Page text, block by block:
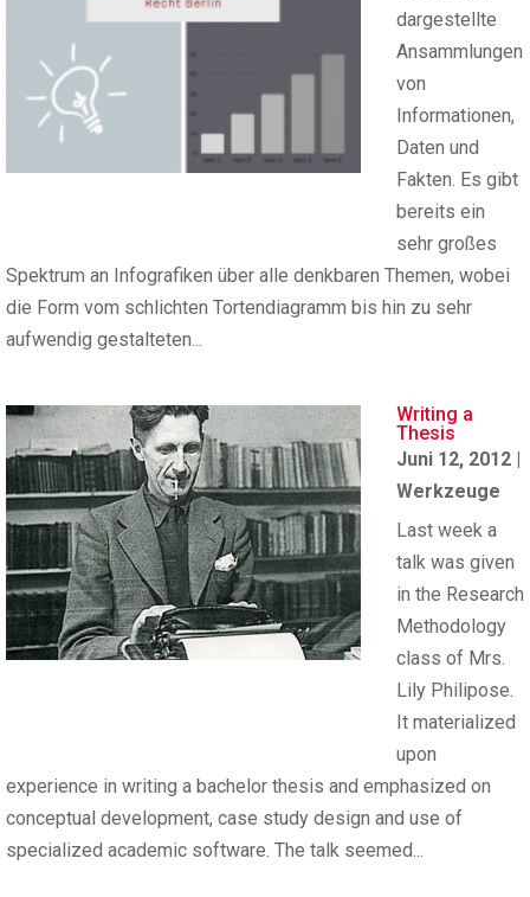
dargestellte
Ansammlungen
von
Informationen,
Daten und
Fakten. Es gibt
bereits ein
sehr großes
Spektrum an Infografiken über alle denkbaren Themen, wobei
die Form vom schlichten Tortendiagramm bis hin zu sehr
aufwendig gestalteten...
Writing a
Thesis
Juni 12, 2012 |
Werkzeuge
Last week a
talk was given
in the Research
Methodology
class of Mrs.
Lily Philipose.
It materialized
upon
experience in writing a bachelor thesis and emphasized on
conceptual development, case study design and use of
specialized academic software. The talk seemed...